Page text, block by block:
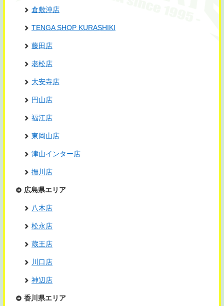
倉敷沖店
TENGA SHOP KURASHIKI
藤田店
老松店
大安寺店
円山店
福江店
東岡山店
津山インター店
撫川店
広島県エリア
八木店
松永店
蔵王店
川口店
神辺店
香川県エリア